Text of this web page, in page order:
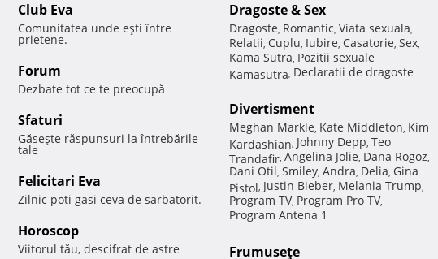
Club Eva
Comunitatea unde eşti între
prietene.
Forum
Dezbate tot ce te preocupă
Sfaturi
Găseşte răspunsuri la întrebările
tale
Felicitari Eva
Zilnic poti gasi ceva de sarbatorit.
Horoscop
Viitorul tău, descifrat de astre
Dragoste & Sex
Dragoste, Romantic, Viata sexuala,
Relatii, Cuplu, Iubire, Casatorie, Sex,
Kama Sutra, Pozitii sexuale
Kamasutra, Declaratii de dragoste
Divertisment
Meghan Markle, Kate Middleton, Kim
Kardashian, Johnny Depp, Teo
Trandafir, Angelina Jolie, Dana Rogoz,
Dani Otil, Smiley, Andra, Delia, Gina
Pistol, Justin Bieber, Melania Trump,
Program TV, Program Pro TV,
Program Antena 1
Frumuseţe